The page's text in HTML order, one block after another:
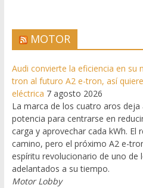
MOTOR
Audi convierte la eficiencia en su
tron al futuro A2 e-tron, así
eléctrica 7 agosto 2026
La marca de los cuatro aros
potencia para centrarse en
carga y aprovechar cada kWh.
camino, pero el próximo A2 e-
espíritu revolucionario de uno de
adelantados a su tiempo.
Motor Lobby